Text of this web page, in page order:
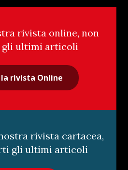
rivista online, non
ultimi articoli
rivista Online
rivista cartacea,
gli ultimi articoli